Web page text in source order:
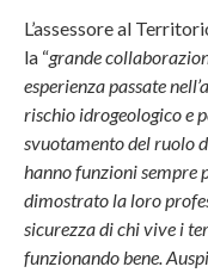
L’assessore al
la “grande
esperienza passate
rischio idrogeologico e
svuotamento del ruolo
hanno funzioni sempre
dimostrato la loro
sicurezza di chi vive i
funzionando bene.